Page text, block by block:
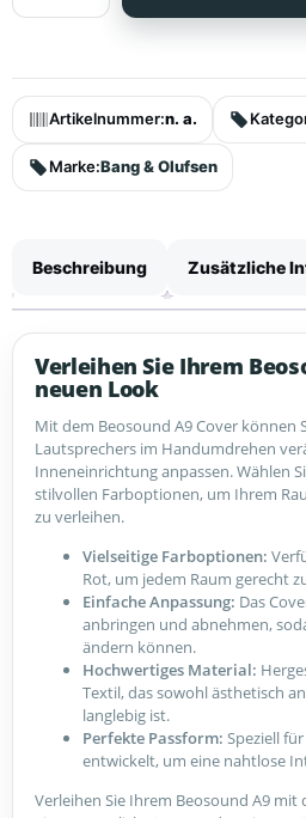
Artikelnummer:n. a.
Marke:Bang & Olufsen
Beschreibung Zusätzliche
Verleihen Sie Ihrem
neuen Look
Mit dem Beosound A9 Cover können
Lautsprechers im Handumdrehen
Inneneinrichtung anpassen. Wählen
stilvollen Farboptionen, um Ihrem
zu verleihen.
Vielseitige Farboptionen:
Rot, um jedem Raum gerecht
Einfache Anpassung: Das
anbringen und abnehmen,
ändern können.
Hochwertiges Material:
Textil, das sowohl ästhetisch
langlebig ist.
Perfekte Passform: Speziell
entwickelt, um eine nahtlose
Verleihen Sie Ihrem Beosound A9 mit